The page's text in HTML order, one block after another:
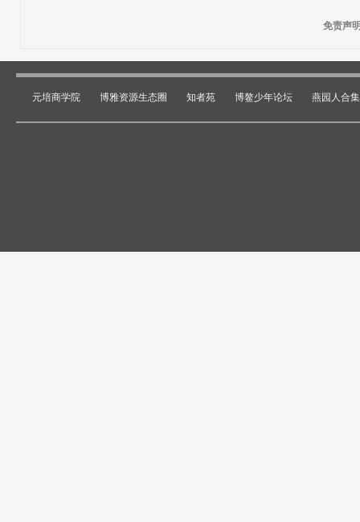
免责声
元培商学院 博雅资源生态圈 知者苑 博鳌少年论坛 燕园人合